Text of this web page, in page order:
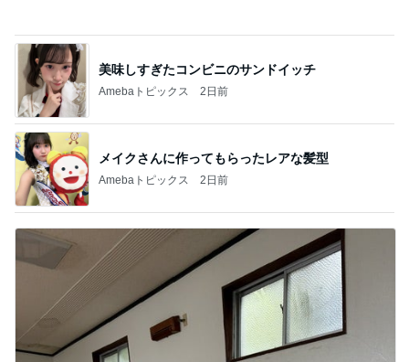
誤嚥性肺炎になった母の急な変化
Amebaトピックス
初めましての時より倍の大きさ
Amebaトピックス 2日前
高橋英樹 山荘で発見した夏の紅葉
Amebaトピックス 18時間前